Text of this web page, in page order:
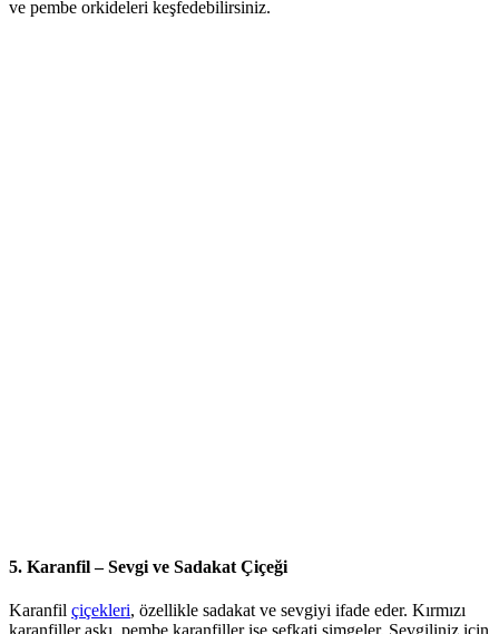
ve pembe orkideleri keşfedebilirsiniz.
5. Karanfil – Sevgi ve Sadakat Çiçeği
Karanfil çiçekleri, özellikle sadakat ve sevgiyi ifade eder. Kırmızı
karanfiller aşkı, pembe karanfiller ise şefkati simgeler. Sevgiliniz için